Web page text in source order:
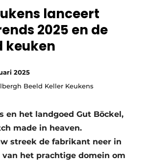
lanceert
2025 en de
keuken
2025
Beeld Keller Keukens
en het landgoed Gut Böckel,
made in heaven.
streek de fabrikant neer in
van het prachtige domein om